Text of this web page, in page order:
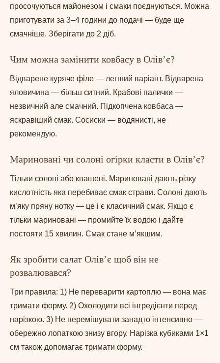
просочуються майонезом і смаки поєднуються. Можна
приготувати за 3–4 години до подачі — буде ще
смачніше. Зберігати до 2 діб.
Чим можна замінити ковбасу в Олів’є?
Відварене куряче філе — легший варіант. Відварена
яловичина — більш ситний. Крабові палички —
незвичний але смачний. Підкопчена ковбаса —
яскравіший смак. Сосиски — водянисті, не
рекомендую.
Мариновані чи солоні огірки класти в Олів’є?
Тільки солоні або квашені. Мариновані дають різку
кислотність яка перебиває смак страви. Солоні дають
м’яку пряну нотку — це і є класичний смак. Якщо є
тільки мариновані — промийте їх водою і дайте
постояти 15 хвилин. Смак стане м’якшим.
Як зробити салат Олів’є щоб він не
розвалювався?
Три правила: 1) Не переварити картоплю — вона має
тримати форму. 2) Охолодити всі інгредієнти перед
нарізкою. 3) Не перемішувати занадто інтенсивно —
обережно лопаткою знизу вгору. Нарізка кубиками 1×1
см також допомагає тримати форму.